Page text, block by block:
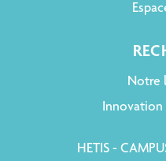
Notre
Innovation
HETIS -